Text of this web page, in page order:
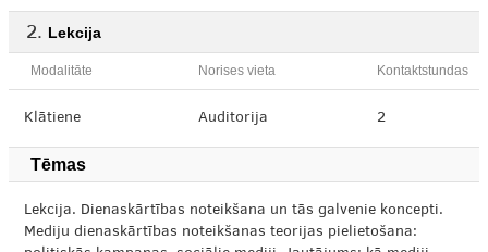
Lekcija
Modalitāte Norises vieta Kontaktstundas
Klātiene Auditorija 2
Tēmas
Lekcija. Dienaskārtības noteikšana un tās galvenie koncepti.
Mediju dienaskārtības noteikšanas teorijas pielietošana: